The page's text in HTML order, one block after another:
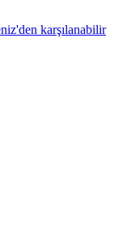
karşılanabilir